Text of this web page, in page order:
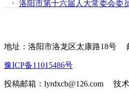
· 洛阳市第十六届人大常委会委
地址：洛阳市洛龙区太康路18号
豫ICP备11015486号
投稿邮箱：lyrdxcb@126.com 技术